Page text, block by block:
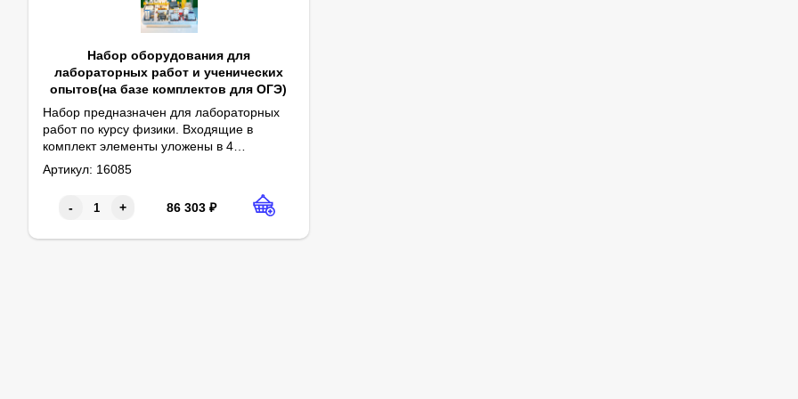
Набор оборудования для
лабораторных работ и ученических
опытов(на базе комплектов для ОГЭ)
Набор предназначен для лабораторных
работ по курсу физики. Входящие в
комплект элементы уложены в 4
пластиковых лотка.
Габаритные размеры в упаковке (дл.*шир.*выс.), см: 62*38*18. Вес, кг, не более 7,3.
Состав набора: штатив лабораторный физический с двумя муфтами и двумя лапками – 1 шт., весы электронные до
Артикул: 16085
- + 86 303 ₽